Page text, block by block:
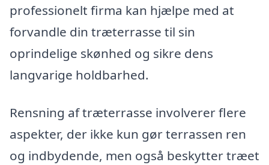
professionelt firma kan hjælpe med at
forvandle din træterrasse til sin
oprindelige skønhed og sikre dens
langvarige holdbarhed.
Rensning af træterrasse involverer flere
aspekter, der ikke kun gør terrassen ren
og indbydende, men også beskytter træet